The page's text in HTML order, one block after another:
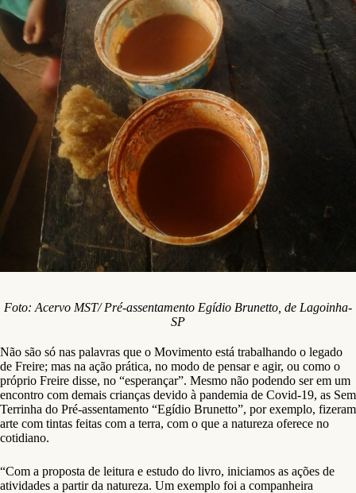
Foto: Acervo MST/ Pré-assentamento Egídio Brunetto, de Lagoinha-
SP
Não são só nas palavras que o Movimento está trabalhando o legado
de Freire; mas na ação prática, no modo de pensar e agir, ou como o
próprio Freire disse, no “esperançar”. Mesmo não podendo ser em um
encontro com demais crianças devido à pandemia de Covid-19, as Sem
Terrinha do Pré-assentamento “Egídio Brunetto”, por exemplo, fizeram
arte com tintas feitas com a terra, com o que a natureza oferece no
cotidiano.
“Com a proposta de leitura e estudo do livro, iniciamos as ações de
atividades a partir da natureza. Um exemplo foi a companheira